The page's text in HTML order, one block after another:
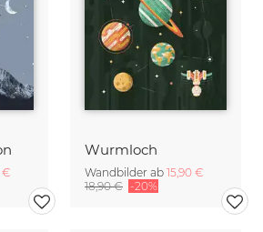
€
Wurmloch
Wandbilder ab 15,90 €
18,90 € -20%